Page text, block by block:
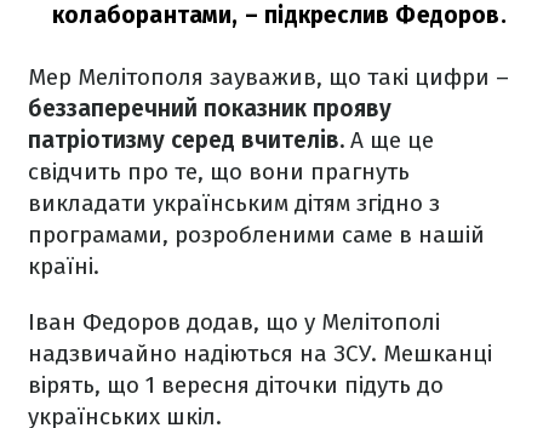
колаборантами, – підкреслив Федоров.
Мер Мелітополя зауважив, що такі цифри –
беззаперечний показник прояву
патріотизму серед вчителів. А ще це
свідчить про те, що вони прагнуть
викладати українським дітям згідно з
програмами, розробленими саме в нашій
країні.
Іван Федоров додав, що у Мелітополі
надзвичайно надіються на ЗСУ. Мешканці
вірять, що 1 вересня діточки підуть до
українських шкіл.